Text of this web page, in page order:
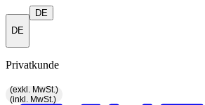
DE
DE
Privatkunde
(exkl. MwSt.)
(inkl. MwSt.)